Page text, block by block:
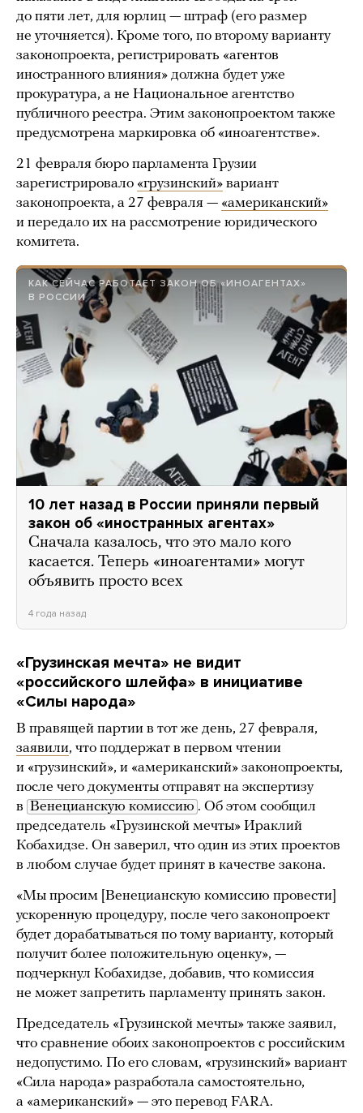
до пяти лет, для юрлиц — штраф (его размер
не уточняется). Кроме того, по второму варианту
законопроекта, регистрировать «агентов
иностранного влияния» должна будет уже
прокуратура, а не Национальное агентство
публичного реестра. Этим законопроектом также
предусмотрена маркировка об «иноагентстве».
21 февраля бюро парламента Грузии
зарегистрировало «грузинский» вариант
законопроекта, а 27 февраля — «американский»
и передало их на рассмотрение юридического
комитета.
КАК СЕЙЧАС РАБОТАЕТ ЗАКОН ОБ «ИНОАГЕНТАХ»
В РОССИИ
10 лет назад в России приняли первый
закон об «иностранных агентах»
Сначала казалось, что это мало кого
касается. Теперь «иноагентами» могут
объявить просто всех
4 года назад
«Грузинская мечта» не видит
«российского шлейфа» в инициативе
«Силы народа»
В правящей партии в тот же день, 27 февраля,
заявили, что поддержат в первом чтении
и «грузинский», и «американский» законопроекты,
после чего документы отправят на экспертизу
в Венецианскую комиссию . Об этом сообщил
председатель «Грузинской мечты» Ираклий
Кобахидзе. Он заверил, что один из этих проектов
в любом случае будет принят в качестве закона.
«Мы просим [Венецианскую комиссию провести]
ускоренную процедуру, после чего законопроект
будет дорабатываться по тому варианту, который
получит более положительную оценку», —
подчеркнул Кобахидзе, добавив, что комиссия
не может запретить парламенту принять закон.
Председатель «Грузинской мечты» также заявил,
что сравнение обоих законопроектов с российским
недопустимо. По его словам, «грузинский» вариант
«Сила народа» разработала самостоятельно,
а «американский» — это перевод FARA.